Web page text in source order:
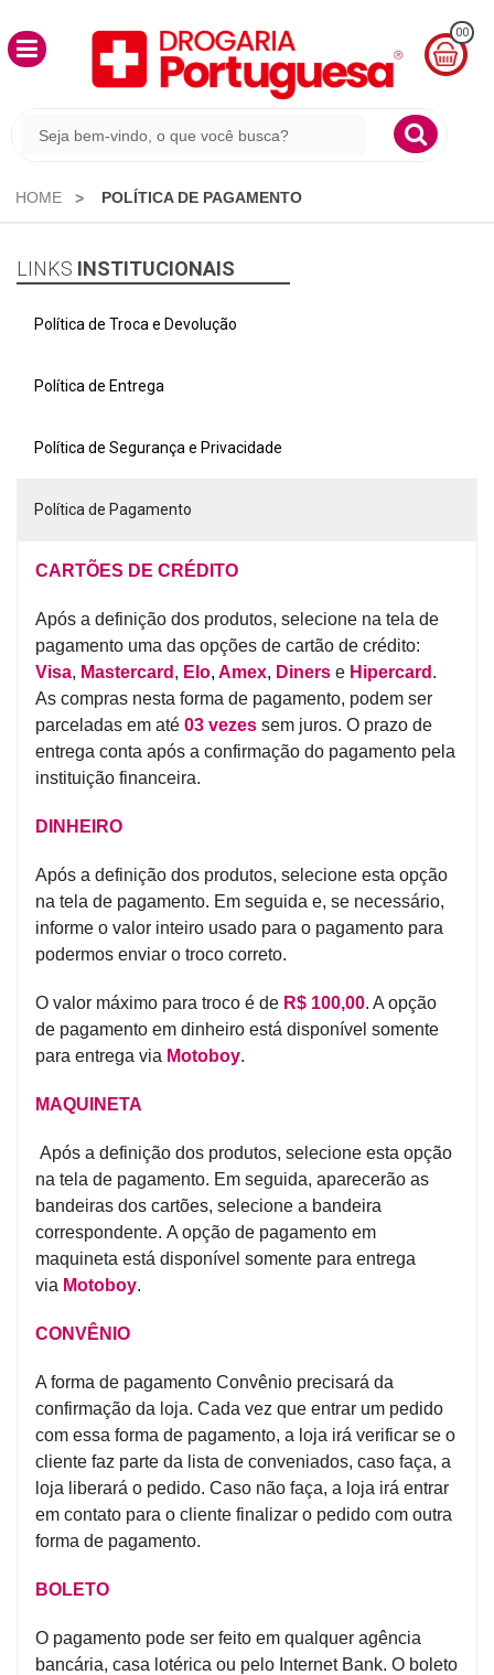
00
R$
0,00
HOME POLÍTICA DE PAGAMENTO
LINKS INSTITUCIONAIS
Política de Troca e Devolução
Política de Entrega
Política de Segurança e Privacidade
Política de Pagamento
CARTÕES DE CRÉDITO
Após a definição dos produtos, selecione na tela de
pagamento uma das opções de cartão de crédito:
Visa, Mastercard , Elo, Amex, Diners e Hipercard .
As compras nesta forma de pagamento, podem ser
parceladas em até 03 vezes sem juros. O prazo de
entrega conta após a confirmação do pagamento pela
instituição financeira.
DINHEIRO
Após a definição dos produtos, selecione esta opção
na tela de pagamento. Em seguida e, se necessário,
informe o valor inteiro usado para o pagamento para
podermos enviar o troco correto.
O valor máximo para troco é de R$ 100,00. A opção
de pagamento em dinheiro está disponível somente
para entrega via Motoboy.
MAQUINETA
Após a definição dos produtos, selecione esta opção
na tela de pagamento. Em seguida, aparecerão as
bandeiras dos cartões, selecione a bandeira
correspondente. A opção de pagamento em
maquineta está disponível somente para entrega
via Motoboy.
CONVÊNIO
A forma de pagamento Convênio precisará da
confirmação da loja. Cada vez que entrar um pedido
com essa forma de pagamento, a loja irá verificar se o
cliente faz parte da lista de conveniados, caso faça, a
loja liberará o pedido. Caso não faça, a loja irá entrar
em contato para o cliente finalizar o pedido com outra
forma de pagamento.
BOLETO
O pagamento pode ser feito em qualquer agência
bancária, casa lotérica ou pelo Internet Bank. O boleto